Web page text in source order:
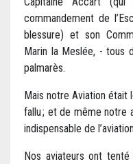
commandement de
blessure) et son
Marin la Meslée, - tous
palmarès.
Mais notre Aviation était
fallu ; et de même notre
indispensable de
Nos aviateurs ont